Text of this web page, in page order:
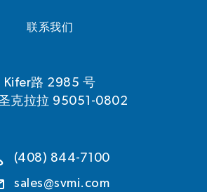
联系我们
Kifer路 2985 号
克拉拉 95051-0802
(408) 844-7100
sales@svmi.com